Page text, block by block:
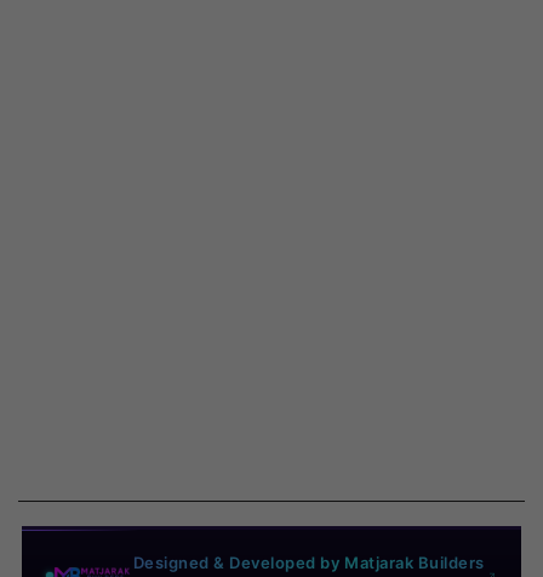
Designed & Developed by Matjarak Builders